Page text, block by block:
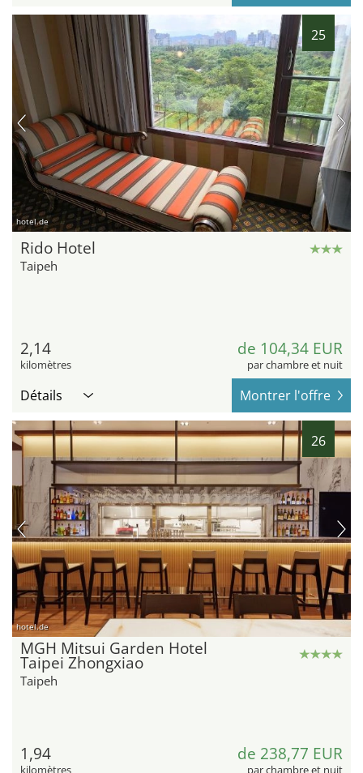
25
hotel.de
Rido Hotel
Taipeh
2,14
kilomètres
de 104,34 EUR
par chambre et nuit
Détails Montrer l'offre
26
hotel.de
MGH Mitsui Garden Hotel
Taipei Zhongxiao
Taipeh
1,94 de 238,77 EUR